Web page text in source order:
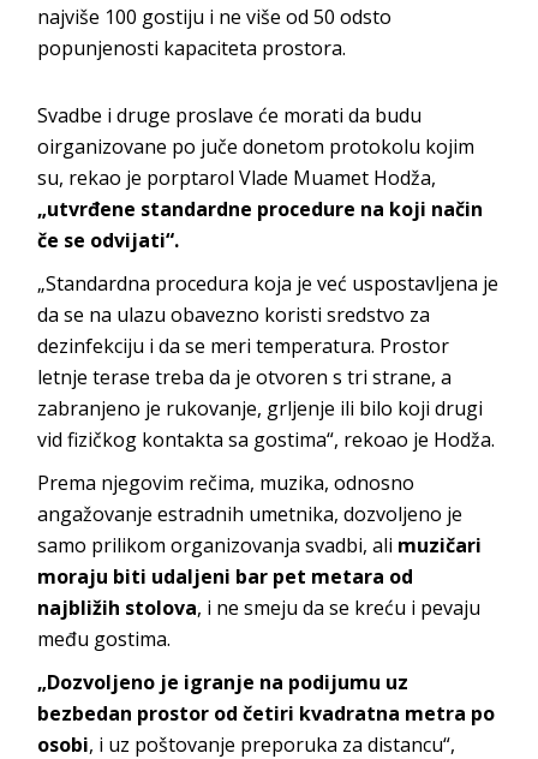
najviše 100 gostiju i ne više od 50 odsto
popunjenosti kapaciteta prostora.
Svadbe i druge proslave će morati da budu
oirganizovane po juče donetom protokolu kojim
su, rekao je porptarol Vlade Muamet Hodža,
„utvrđene standardne procedure na koji način
če se odvijati“.
„Standardna procedura koja je već uspostavljena je
da se na ulazu obavezno koristi sredstvo za
dezinfekciju i da se meri temperatura. Prostor
letnje terase treba da je otvoren s tri strane, a
zabranjeno je rukovanje, grljenje ili bilo koji drugi
vid fizičkog kontakta sa gostima“, rekoao je Hodža.
Prema njegovim rečima, muzika, odnosno
angažovanje estradnih umetnika, dozvoljeno je
samo prilikom organizovanja svadbi, ali muzičari
moraju biti udaljeni bar pet metara od
najbližih stolova, i ne smeju da se kreću i pevaju
među gostima.
„Dozvoljeno je igranje na podijumu uz
bezbedan prostor od četiri kvadratna metra po
osobi, i uz poštovanje preporuka za distancu“,